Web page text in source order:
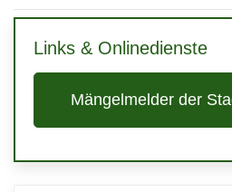
Links & Onlinedienste
Mängelmelder der